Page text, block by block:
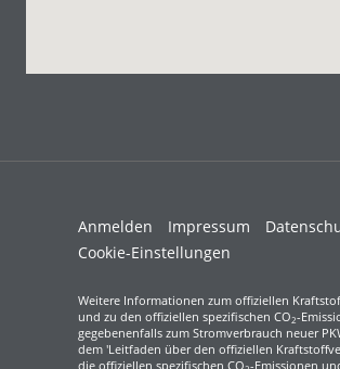
Anmelden Impressum
Cookie-Einstellungen
Weitere Informationen zum offiziellen
und zu den offiziellen spezifischen CO2-
gegebenenfalls zum Stromverbrauch neuer
dem 'Leitfaden über den offiziellen
die offiziellen spezifischen CO -Emissionen